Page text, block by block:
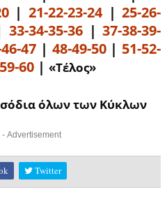
|21-22-23-24|25-26-
33-34-35-36 |37-38-39-
47 | 48-49-50| 51-52-
59-60| «Τέλος»
όλων των Κύκλων
- Advertisement
Twitter